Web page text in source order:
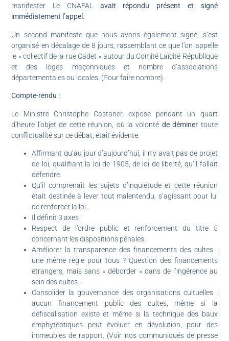
manifester Le CNAFAL avait répondu présent et signé
immédiatement l’appel.
Un second manifeste que nous avons également signé, s’est
organisé en décalage de 8 jours, rassemblant ce que l’on appelle
le « collectif de la rue Cadet » autour du Comité Laïcité République
et des loges maçonniques et nombre d’associations
départementales ou locales. (Pour faire nombre).
Compte-rendu :
Le Ministre Christophe Castaner, expose pendant un quart
d’heure l’objet de cette réunion, où la volonté de déminer toute
conflictualité sur ce débat, était évidente.
Affirmant qu’au jour d’aujourd’hui, il n’y avait pas de projet
de loi, qualifiant la loi de 1905, de loi de liberté, qu’il fallait
défendre.
Qu’il comprenait les sujets d’inquiétude et cette réunion
était destinée à lever tout malentendu, s’agissant pour lui
de renforcer la loi.
Il définit 3 axes :
Respect de l’ordre public et renforcement du titre 5
concernant les dispositions pénales.
Améliorer la transparence des financements des cultes :
une même règle pour tous ? Question des financements
étrangers, mais sans « déborder » dans de l’ingérence au
sein des cultes…
Consolider la gouvernance des organisations cultuelles :
aucun financement public des cultes, même si la
défiscalisation existe et même si la technique des baux
emphytéotiques peut évoluer en dévolution, pour des
immeubles de rapport. (Voir nos communiqués de presse